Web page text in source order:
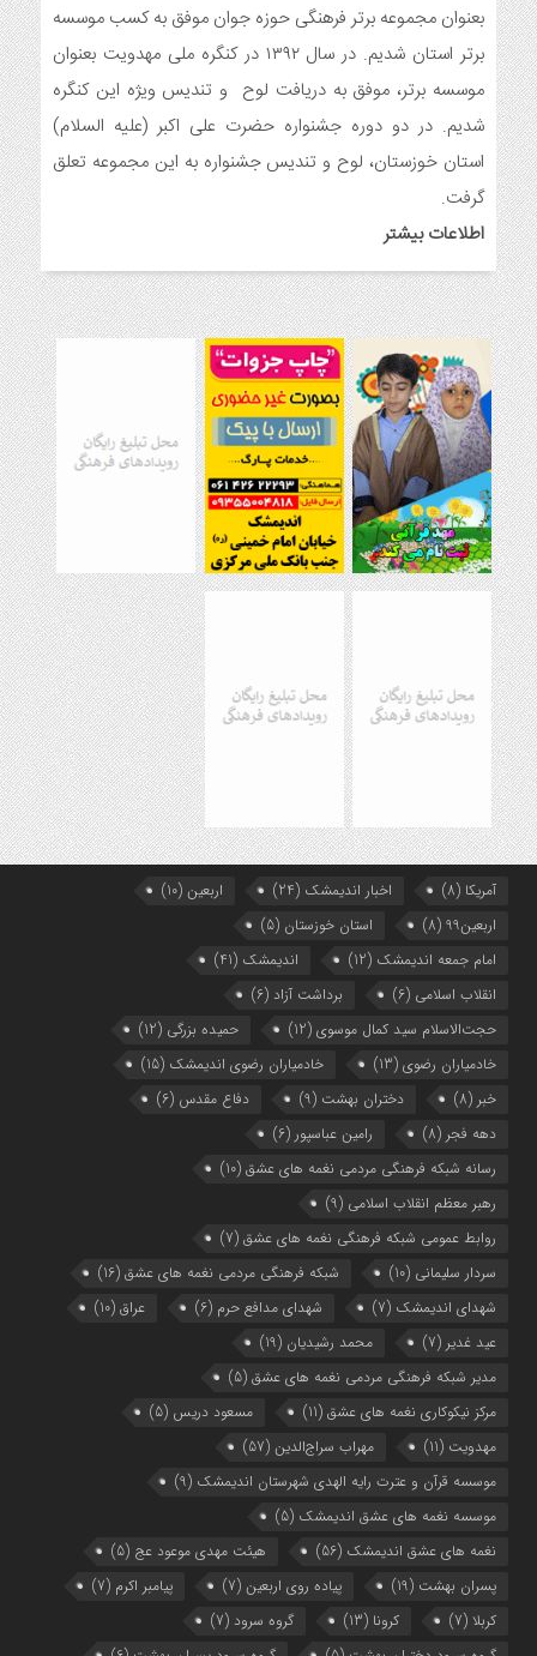
7 ماه قبل
ایجاد ۱۱۰ شعبه نغمه های عشق در ۱۱۰ منطقه شهر و روستای
اندیمشک
8 ماه قبل
مراسم رونمایی از طرح ستاره های اندیمشک و طرح خانه های نور،
محله های آسمانی همزمان با جشن ولادت حضرت فاطمه (س) در
اندیمشک
خداحافظی سراج الدین با شبکه فرهنگی مردمی نغمه های عشق
8 ماه قبل
هفتمین همایش بانوان فعال در عرصه‌ هیئت کشور
9 ماه قبل
برگزاری رویداد ملی جامعه پرداز
بعنوان مجموعه برتر فرهنگی حوزه جوان موفق به کسب موسسه
برتر استان شدیم. در سال ۱۳۹۲ در کنگره ملی مهدویت بعنوان
موسسه برتر، موفق به دریافت لوح و تندیس ویژه این کنگره
شدیم. در دو دوره جشنواره حضرت علی اکبر (علیه السلام)
استان خوزستان، لوح و تندیس جشنواره به این مجموعه تعلق
گرفت.
اطلاعات بیشتر
آمریکا (8) اخبار اندیمشک (24) اربعین (10)
اربعین99
(8) استان خوزستان (5)
امام جمعه اندیمشک (12) اندیمشک (41)
انقلاب اسلامی (6) برداشت آزاد (6)
حجت‌الاسلام سید کمال موسوی (12) حمیده بزرگی (12)
خادمیاران رضوی (13) خادمیاران رضوی اندیمشک (15)
خبر (8) دختران بهشت (9) دفاع مقدس (6)
دهه فجر (8) رامین عباسپور (6)
رسانه شبکه فرهنگی مردمی نغمه های عشق (10)
رهبر معظم انقلاب اسلامی (9)
روابط عمومی شبکه فرهنگی نغمه های عشق (7)
سردار سلیمانی (10) شبکه فرهنگی مردمی نغمه های عشق (16)
شهدای اندیمشک (7) شهدای مدافع حرم (6) عراق (10)
عید غدیر (7) محمد رشیدیان (19)
مدیر شبکه فرهنگی مردمی نغمه های عشق (5)
مرکز نیکوکاری نغمه های عشق (11) مسعود دریس (5)
مهدویت (11) مهراب سراج‌الدین (57)
موسسه قرآن و عترت رایه الهدی شهرستان اندیمشک (9)
موسسه نغمه های عشق اندیمشک (5)
نغمه های عشق اندیمشک (56) هیئت مهدی موعود عج (5)
پسران بهشت (19) پیاده روی اربعین (7) پیامبر اکرم (7)
کربلا (7) کرونا (13) گروه سرود (7)